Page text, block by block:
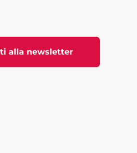
alla newsletter